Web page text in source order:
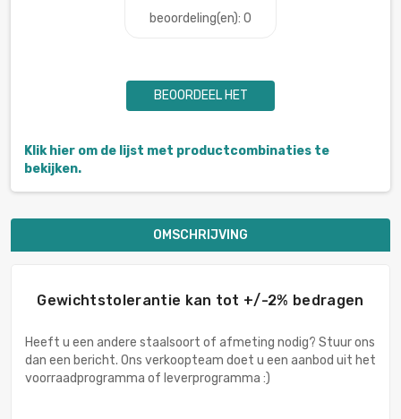
beoordeling(en): 0
BEOORDEEL HET
Klik hier om de lijst met productcombinaties te
bekijken.
OMSCHRIJVING
Gewichtstolerantie kan tot +/-2% bedragen
Heeft u een andere staalsoort of afmeting nodig? Stuur ons
dan een bericht. Ons verkoopteam doet u een aanbod uit het
voorraadprogramma of leverprogramma :)